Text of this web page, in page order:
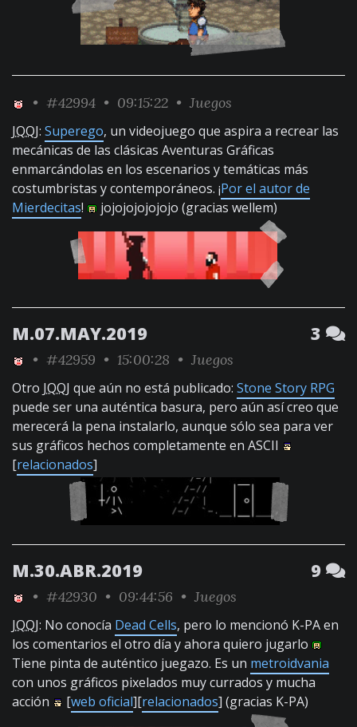
• #42994 • 09:15:22 • Juegos
JQQJ: Superego, un videojuego que aspira a recrear las
mecánicas de las clásicas Aventuras Gráficas
enmarcándolas en los escenarios y temáticas más
costumbristas y contemporáneos. ¡Por el autor de
Mierdecitas! jojojojojojojo (gracias wellem)
M.07.MAY.2019 3
• #42959 • 15:00:28 • Juegos
Otro JQQJ que aún no está publicado: Stone Story RPG
puede ser una auténtica basura, pero aún así creo que
merecerá la pena instalarlo, aunque sólo sea para ver
sus gráficos hechos completamente en ASCII
[relacionados]
M.30.ABR.2019 9
• #42930 • 09:44:56 • Juegos
JQQJ: No conocía Dead Cells, pero lo mencionó K-PA en
los comentarios el otro día y ahora quiero jugarlo
Tiene pinta de auténtico juegazo. Es un metroidvania
con unos gráficos pixelados muy currados y mucha
acción
[web oficial][relacionados] (gracias K-PA)